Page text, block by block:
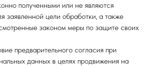
полученными или не являются
заявленной цели обработки, а также
законом меры по защите своих
предварительного согласия при
данных в целях продвижения на